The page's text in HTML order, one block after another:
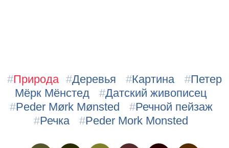
#Природа #Деревья #Картина #Петер
Мёрк Мёнстед
#Датский живописец
#Peder Mørk Mønsted #Речной пейзаж
#Речка #Peder Mork Monsted